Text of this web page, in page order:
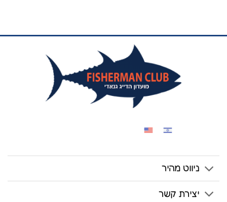
ניווט מהיר
יצירת קשר